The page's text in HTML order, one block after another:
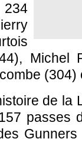
Michel
(304)
de la
passes